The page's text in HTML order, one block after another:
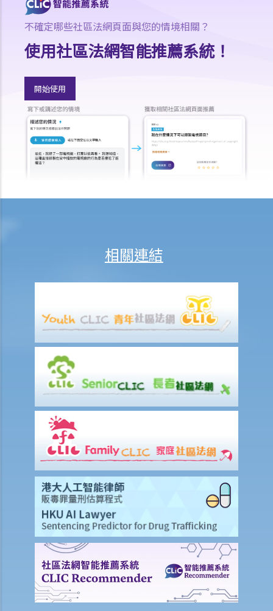
假，我應何時向他發放終止合約款項?
D. 假日 / 年假 / 病假 / 產假以及有關的工資繳付
1. 僱員於休息日期間應否享有薪酬？
2. 老闆指令我在星期日（慣常之休息日）工作。我可否拒絕他的指令？
3. 我在某日要「候召」，該日算不算是休息日？
4. 我每週從星期一到星期五工作， 星期六和星期日休息。如果法定假期
恰巧是星期六，僱主是否應該給另一天替代假期？
5. 僱員可以自願在休息日工作嗎？
6. 僱員於法定假期期間應否受薪？
7. 我可否以支付補貼工資之形式指令我的員工在法定假期期間工作？
13. 僱員可以以工資代替年假嗎？
15. 僱主可以要求其僱員在累積年假的假期年之中放年假嗎？如果僱員
在累積年假的假期年中沒有放完該年累積的年假，僱主是否可以取消未
放的年假？
16. 如何計算疾病津貼？我在哪些情況下會獲得疾病津貼？
17. 老闆在我領取病假時開除了我，而我有一張有效的醫生證明書。他
有否觸犯法律？
18. 我的預產期即將來臨，而我早前已給予老闆懷孕通知。我可於何時
開始放產假？
19. 我在放產假期間應否享有薪金？
20. 在我作出懷孕通知的一個星期後，僱主解僱了我。他有否觸犯法
21. 我已經向老闆發出懷孕通知，但他有時仍安排粗重工作給我。我認
為他希望我自動辭職以逃避支付賠償或逃避發放產假。他可否這樣做？
22. 僱主可否透過報銷形式向政府申領發還產假薪酬？
23. 男性僱員應該做甚麼來放取侍產假？
24. 我在放侍產假期間應否享有薪金？
25. 僱員何時可以放侍產假？是否必須一次放完？
26. 僱主可否要求男性僱員提供有關孩子出生詳細資料的聲明（例如母
親的姓名）？
27. 僱主何時要給予侍產假薪酬？
不確定哪些社區法網頁面與您的情境相關？
使用社區法網智能推薦系統！
開始使用
相關連結